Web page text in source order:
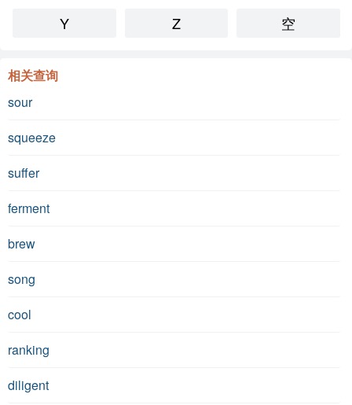
Y Z 空
相关查询
sour
squeeze
suffer
ferment
brew
song
cool
ranking
diligent